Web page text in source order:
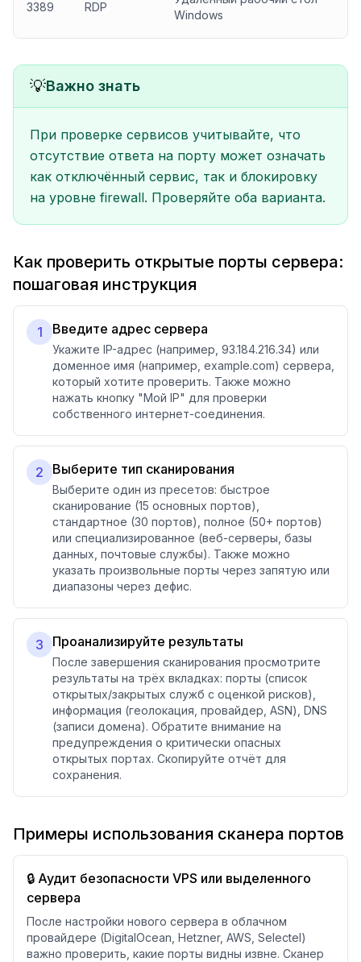
3389 RDP
Windows
💡Важно знать
При проверке сервисов учитывайте, что
отсутствие ответа на порту может означать
как отключённый сервис, так и блокировку
на уровне firewall. Проверяйте оба варианта.
Как проверить открытые порты сервера:
пошаговая инструкция
1 Введите адрес сервера
Укажите IP-адрес (например, 93.184.216.34) или
доменное имя (например, example.com) сервера,
который хотите проверить. Также можно
нажать кнопку "Мой IP" для проверки
собственного интернет-соединения.
2 Выберите тип сканирования
Выберите один из пресетов: быстрое
сканирование (15 основных портов),
стандартное (30 портов), полное (50+ портов)
или специализированное (веб-серверы, базы
данных, почтовые службы). Также можно
указать произвольные порты через запятую или
диапазоны через дефис.
3 Проанализируйте результаты
После завершения сканирования просмотрите
результаты на трёх вкладках: порты (список
открытых/закрытых служб с оценкой рисков),
информация (геолокация, провайдер, ASN), DNS
(записи домена). Обратите внимание на
предупреждения о критически опасных
открытых портах. Скопируйте отчёт для
сохранения.
Примеры использования сканера портов
🔒 Аудит безопасности VPS или выделенного
сервера
После настройки нового сервера в облачном
провайдере (DigitalOcean, Hetzner, AWS, Selectel)
важно проверить, какие порты видны извне. Сканер